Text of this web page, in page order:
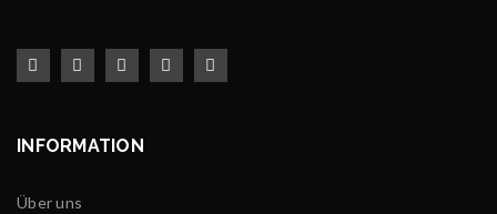
INFORMATION
Über uns